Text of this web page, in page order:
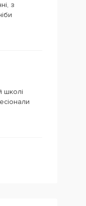
з
школі